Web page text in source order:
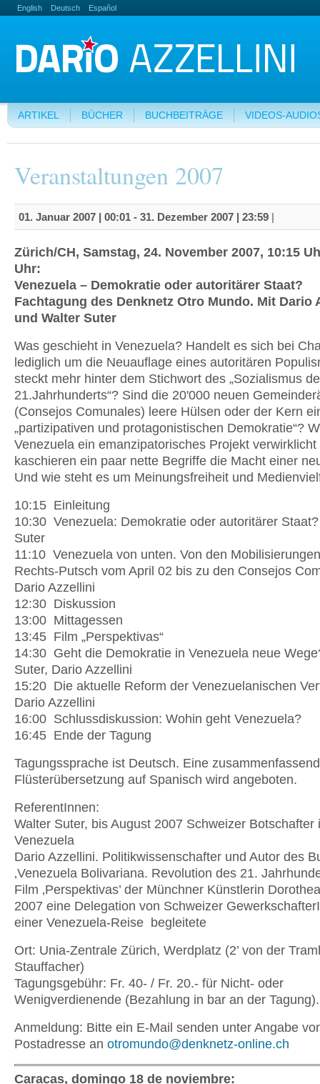
English Deutsch Español
ARTIKEL BÜCHER BUCHBEITRÄGE VIDEOS-
Veranstaltungen 2007
01. Januar 2007 | 00:01 - 31. Dezember 2007 | 23:59 |
Zürich/CH, Samstag, 24. November 2007, 10:15
Uhr:
Venezuela – Demokratie oder autoritärer Staat?
Fachtagung des Denknetz Otro Mundo. Mit Dario
und Walter Suter
Was geschieht in Venezuela? Handelt es sich bei
lediglich um die Neuauflage eines autoritären
steckt mehr hinter dem Stichwort des „Sozialismus
21.Jahrhunderts“? Sind die 20'000 neuen
(Consejos Comunales) leere Hülsen oder der Kern
„partizipativen und protagonistischen Demokratie“?
Venezuela ein emanzipatorisches Projekt verwirklicht
kaschieren ein paar nette Begriffe die Macht einer
Und wie steht es um Meinungsfreiheit und
10:15 Einleitung
10:30 Venezuela: Demokratie oder autoritärer
Suter
11:10 Venezuela von unten. Von den
Rechts-Putsch vom April 02 bis zu den Consejos
Dario Azzellini
12:30 Diskussion
13:00 Mittagessen
13:45 Film „Perspektivas“
14:30 Geht die Demokratie in Venezuela neue
Suter, Dario Azzellini
15:20 Die aktuelle Reform der Venezuelanischen
Dario Azzellini
16:00 Schlussdiskussion: Wohin geht Venezuela?
16:45 Ende der Tagung
Tagungssprache ist Deutsch. Eine
Flüsterübersetzung auf Spanisch wird angeboten.
ReferentInnen:
Walter Suter, bis August 2007 Schweizer Botschafter
Venezuela
Dario Azzellini. Politikwissenschafter und Autor des
‚Venezuela Bolivariana. Revolution des 21.
Film ‚Perspektivas’ der Münchner Künstlerin
2007 eine Delegation von Schweizer
einer Venezuela-Reise begleitete
Ort: Unia-Zentrale Zürich, Werdplatz (2’ von der
Stauffacher)
Tagungsgebühr: Fr. 40- / Fr. 20.- für Nicht- oder
Wenigverdienende (Bezahlung in bar an der Tagung).
Anmeldung: Bitte ein E-Mail senden unter Angabe
Postadresse an otromundo@denknetz-online.ch
Caracas, domingo 18 de noviembre: